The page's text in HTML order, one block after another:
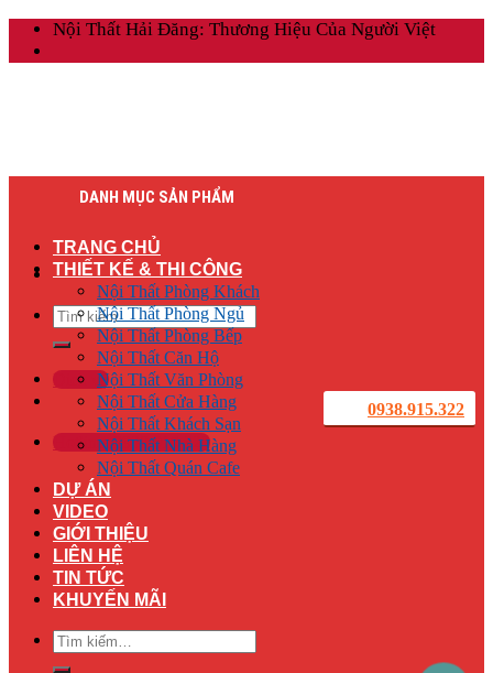
Skip
Nội Thất Hải Đăng: Thương Hiệu Của Người Việt
Tìm
kiếm:
Dịch vụ
0938.915.322
Hotline: 0938.915.322
DANH MỤC SẢN PHẨM
TRANG CHỦ
THIẾT KẾ & THI CÔNG
Nội Thất Phòng Khách
Nội Thất Phòng Ngủ
Nội Thất Phòng Bếp
Nội Thất Căn Hộ
Nội Thất Văn Phòng
Nội Thất Cửa Hàng
Nội Thất Khách Sạn
Nội Thất Nhà Hàng
Nội Thất Quán Cafe
DỰ ÁN
VIDEO
GIỚI THIỆU
LIÊN HỆ
TIN TỨC
KHUYẾN MÃI
Tìm
kiếm: